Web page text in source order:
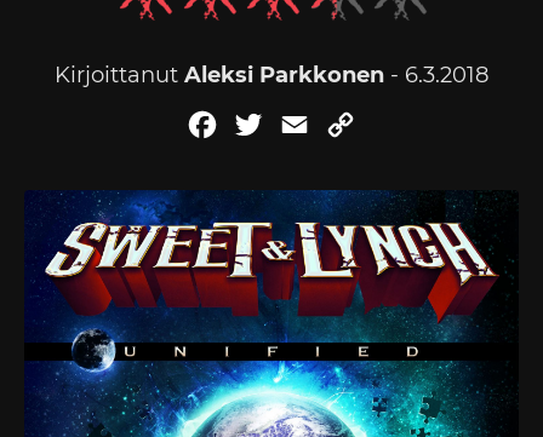
Kirjoittanut Aleksi Parkkonen - 6.3.2018
FacebookTwitterEmail